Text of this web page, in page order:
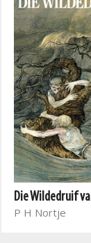
Die Wildedruif val
P H Nortje